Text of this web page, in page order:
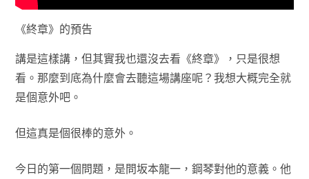
《終章》的預告
講是這樣講，但其實我也還沒去看《終章》，只是很想
看。那麼到底為什麼會去聽這場講座呢？我想大概完全就
是個意外吧。
但這真是個很棒的意外。
今日的第一個問題，是問坂本龍一，鋼琴對他的意義。他